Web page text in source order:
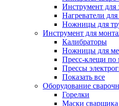
Инструмент для
Нагреватели
Ножницы для
Инструмент для
Калибраторы
Ножницы для
Пресс-клещи по
Прессы
Показать все
Оборудование
Горелки
Маски сварщика